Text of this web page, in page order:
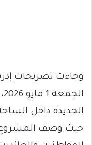
وجاءت تصريحات
الجديدة داخل
حيث وصف المشروع